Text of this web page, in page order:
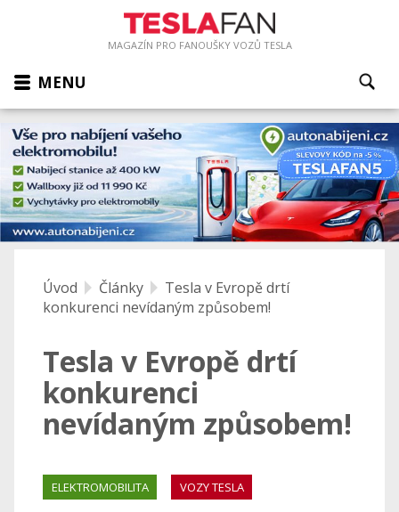
MAGAZÍN PRO FANOUŠKY VOZŮ TESLA
MENU
Úvod Články
Tesla v Evropě drtí
konkurenci nevídaným způsobem!
Tesla v Evropě drtí
konkurenci
nevídaným způsobem!
ELEKTROMOBILITA VOZY TESLA